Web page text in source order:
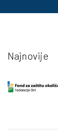
Najnovije